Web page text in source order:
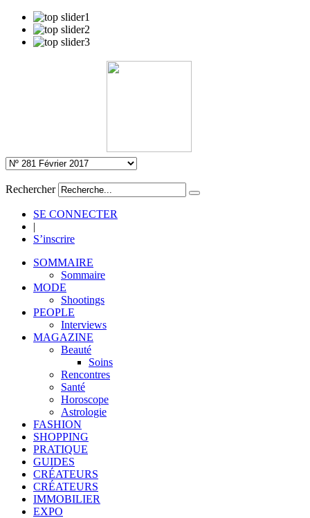
Rechercher
SE CONNECTER
|
S’inscrire
SOMMAIRE
Sommaire
MODE
Shootings
PEOPLE
Interviews
MAGAZINE
Beauté
Soins
Rencontres
Santé
Horoscope
Astrologie
FASHION
SHOPPING
PRATIQUE
GUIDES
CRÉATEURS
CRÉATEURS
IMMOBILIER
EXPO